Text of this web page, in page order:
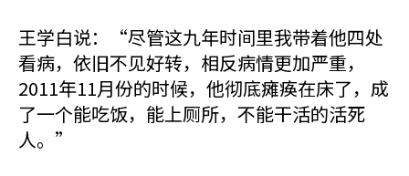
王学白说：“尽管这九年时间里我带着他四处
看病，依旧不见好转，相反病情更加严重，
2011年11月份的时候，他彻底瘫痪在床了，成
了一个能吃饭，能上厕所，不能干活的活死
人。”